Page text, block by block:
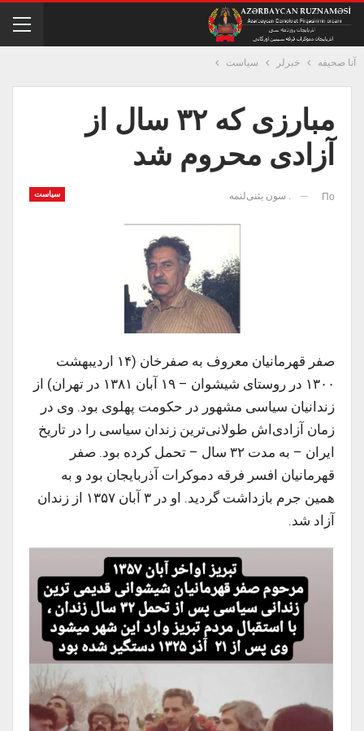
آنا صحیفه خبرلر سیاست
مبارزی که ۳۲ سال از
آزادی محروم شد
سیاست По . سون یئنی‌لنمه
صفر قهرمانیان معروف به صفرخان (۱۴ اردیبهشت
۱۳۰۰ در روستای شیشوان – ۱۹ آبان ۱۳۸۱ در تهران) از
زندانیان سیاسی مشهور در حکومت پهلوی بود. وی در
زمان آزادی‌اش طولانی‌ترین زندان سیاسی را در تاریخ
ایران – به مدت ۳۲ سال – تحمل کرده بود. صفر
قهرمانیان افسر فرقه دموکرات آذربایجان بود و به
همین جرم بازداشت گردید. او در ۳ آبان ۱۳۵۷ از زندان
آزاد شد.